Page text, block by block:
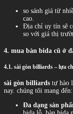
so sánh giá từ
cao.
Địa chỉ uy tín sẽ
so với giá thị
4. mua bàn bida cũ ở
4.1. sài gòn billiards – lựa
sài gòn billiards tự hào
nay. chúng tôi mang đến:
Đa dạng sản